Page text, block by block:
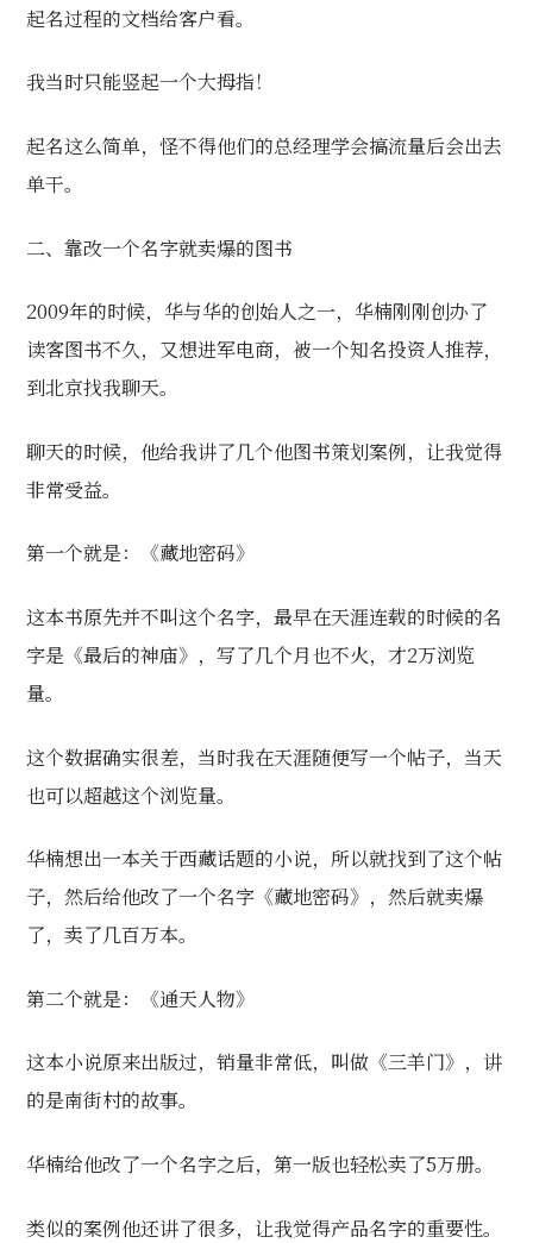
起名过程的文档给客户看。
我当时只能竖起一个大拇指！
起名这么简单，怪不得他们的总经理学会搞流量后会出去
单干。
二、靠改一个名字就卖爆的图书
2009年的时候，华与华的创始人之一， 华楠刚刚创办了
读客图书不久，又想进军电商，被一个知名投资人推荐，
到北京找我聊天。
聊天的时候，他给我讲了几个他图书策划案例，让我觉得
非常受益。
第一个就是： 《藏地密码》
这本书原先并不叫这个名字，最早在天涯连载的时候的名
字是《最后的神庙》，写了几个月也不火，才2万浏览
量。
这个数据确实很差，当时我在天涯随便写一个帖子，当天
也可以超越这个浏览量。
华楠想出一本关于西藏话题的小说，所以就找到了这个帖
子，然后给他改了一个名字《藏地密码》，然后就卖爆
了，卖了几百万本。
第二个就是：《通天人物》
这本小说原来出版过，销量非常低，叫做《三羊门》，讲
的是南街村的故事。
华楠给他改了一个名字之后，第一版也轻松卖了5万册。
类似的案例他还讲了很多，让我觉得产品名字的重要性。